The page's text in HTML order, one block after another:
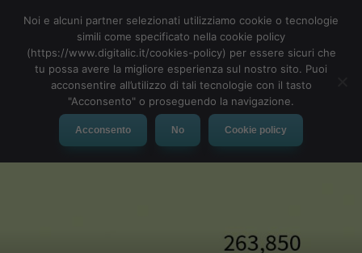
MENU
Noi e alcuni partner selezionati utilizziamo cookie o tecnologie
simili come specificato nella cookie policy
(https://www.digitalic.it/cookies-policy) per essere sicuri che
tu possa avere la migliore esperienza sul nostro sito. Puoi
acconsentire all’utilizzo di tali tecnologie con il tasto
"Acconsento" o proseguendo la navigazione.
Acconsento No Cookie policy